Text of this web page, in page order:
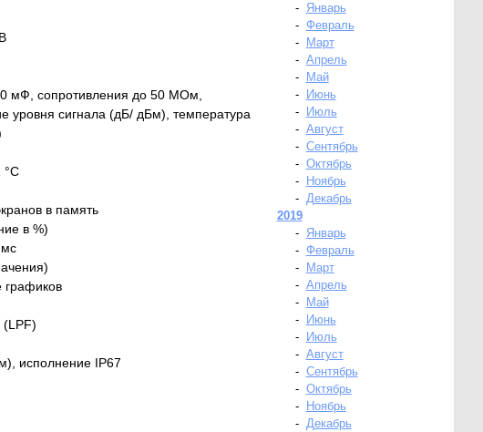
мФ, сопротивления до 50 МОм,
уровня сигнала (дБ/ дБм), температура
°С
в память
в %)
графиков
(LPF)
исполнение IP67
-
Январь
- Февраль
-
Март
- Апрель
-
Май
-
Июнь
-
Июль
- Август
- Сентябрь
- Октябрь
-
Ноябрь
- Декабрь
2019
-
Январь
- Февраль
-
Март
- Апрель
-
Май
-
Июнь
-
Июль
- Август
- Сентябрь
- Октябрь
-
Ноябрь
- Декабрь